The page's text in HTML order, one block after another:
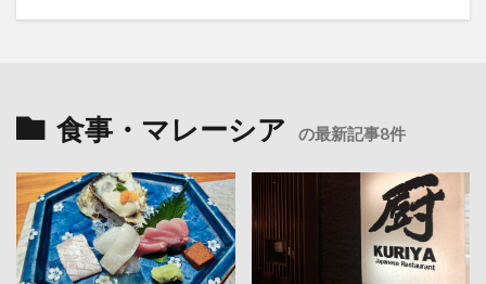
食事・マレーシア の最新記事8件